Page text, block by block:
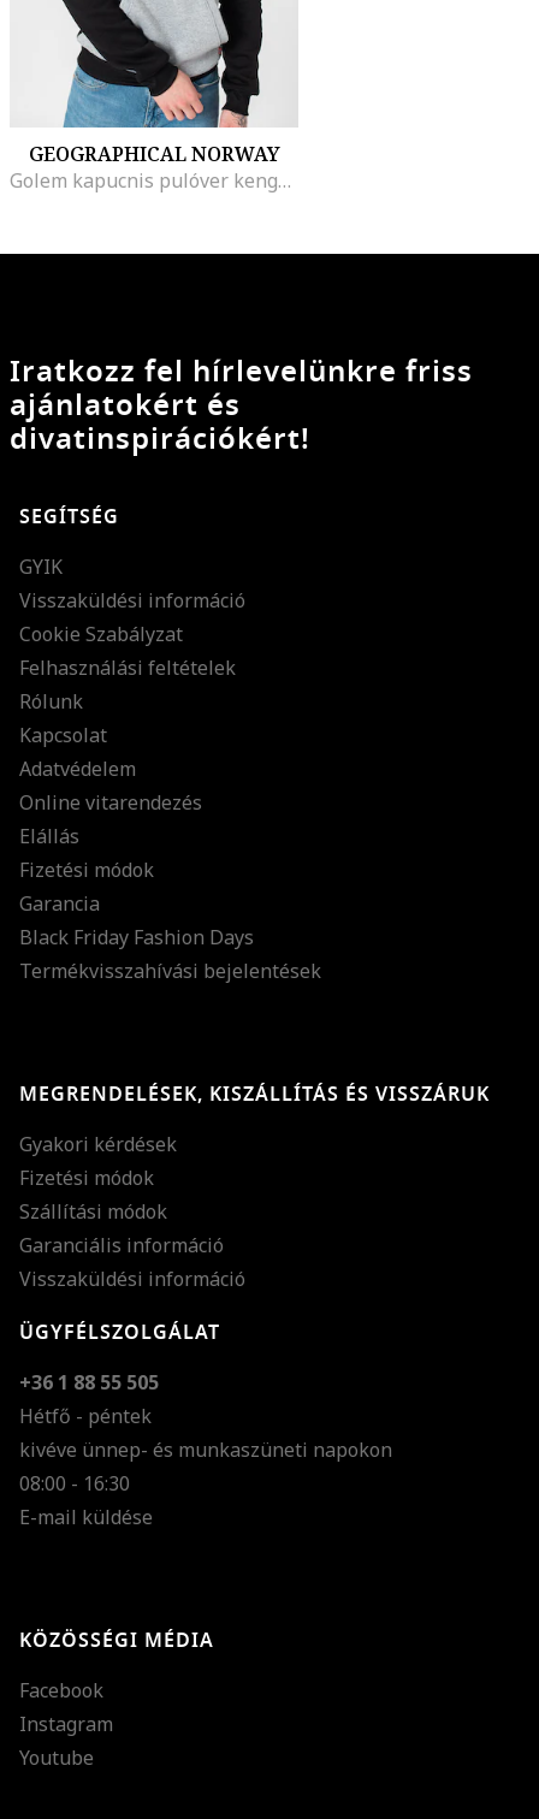
GEOGRAPHICAL NORWAY
Golem kapucnis pulóver kenguruzsebbel és logóval, Piros/Fekete/Szürke
Iratkozz fel hírlevelünkre friss
ajánlatokért és
divatinspirációkért!
SEGÍTSÉG
GYIK
Visszaküldési információ
Cookie Szabályzat
Felhasználási feltételek
Rólunk
Kapcsolat
Adatvédelem
Online vitarendezés
Elállás
Fizetési módok
Garancia
Black Friday Fashion Days
Termékvisszahívási bejelentések
MEGRENDELÉSEK, KISZÁLLÍTÁS ÉS VISSZÁRUK
Gyakori kérdések
Fizetési módok
Szállítási módok
Garanciális információ
Visszaküldési információ
ÜGYFÉLSZOLGÁLAT
+36 1 88 55 505
Hétfő - péntek
kivéve ünnep- és munkaszüneti napokon
08:00 - 16:30
E-mail küldése
KÖZÖSSÉGI MÉDIA
Facebook
Instagram
Youtube